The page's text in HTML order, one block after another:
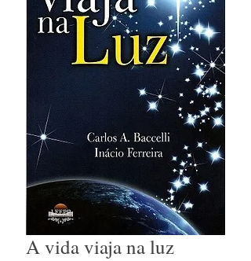
A vida viaja na luz